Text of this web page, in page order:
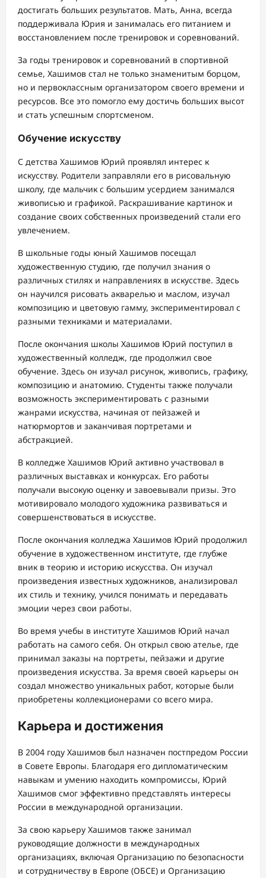
достигать больших результатов. Мать, Анна, всегда
поддерживала Юрия и занималась его питанием и
восстановлением после тренировок и соревнований.
За годы тренировок и соревнований в спортивной
семье, Хашимов стал не только знаменитым борцом,
но и первоклассным организатором своего времени и
ресурсов. Все это помогло ему достичь больших высот
и стать успешным спортсменом.
Обучение искусству
С детства Хашимов Юрий проявлял интерес к
искусству. Родители заправляли его в рисовальную
школу, где мальчик с большим усердием занимался
живописью и графикой. Раскрашивание картинок и
создание своих собственных произведений стали его
увлечением.
В школьные годы юный Хашимов посещал
художественную студию, где получил знания о
различных стилях и направлениях в искусстве. Здесь
он научился рисовать акварелью и маслом, изучал
композицию и цветовую гамму, экспериментировал с
разными техниками и материалами.
После окончания школы Хашимов Юрий поступил в
художественный колледж, где продолжил свое
обучение. Здесь он изучал рисунок, живопись, графику,
композицию и анатомию. Студенты также получали
возможность экспериментировать с разными
жанрами искусства, начиная от пейзажей и
натюрмортов и заканчивая портретами и
абстракцией.
В колледже Хашимов Юрий активно участвовал в
различных выставках и конкурсах. Его работы
получали высокую оценку и завоевывали призы. Это
мотивировало молодого художника развиваться и
совершенствоваться в искусстве.
После окончания колледжа Хашимов Юрий продолжил
обучение в художественном институте, где глубже
вник в теорию и историю искусства. Он изучал
произведения известных художников, анализировал
их стиль и технику, учился понимать и передавать
эмоции через свои работы.
Во время учебы в институте Хашимов Юрий начал
работать на самого себя. Он открыл свою ателье, где
принимал заказы на портреты, пейзажи и другие
произведения искусства. За время своей карьеры он
создал множество уникальных работ, которые были
приобретены коллекционерами со всего мира.
Карьера и достижения
В 2004 году Хашимов был назначен постпредом России
в Совете Европы. Благодаря его дипломатическим
навыкам и умению находить компромиссы, Юрий
Хашимов смог эффективно представлять интересы
России в международной организации.
За свою карьеру Хашимов также занимал
руководящие должности в международных
организациях, включая Организацию по безопасности
и сотрудничеству в Европе (ОБСЕ) и Организацию